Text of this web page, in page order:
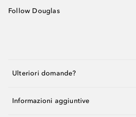
Follow Douglas
Ulteriori domande?
Informazioni aggiuntive